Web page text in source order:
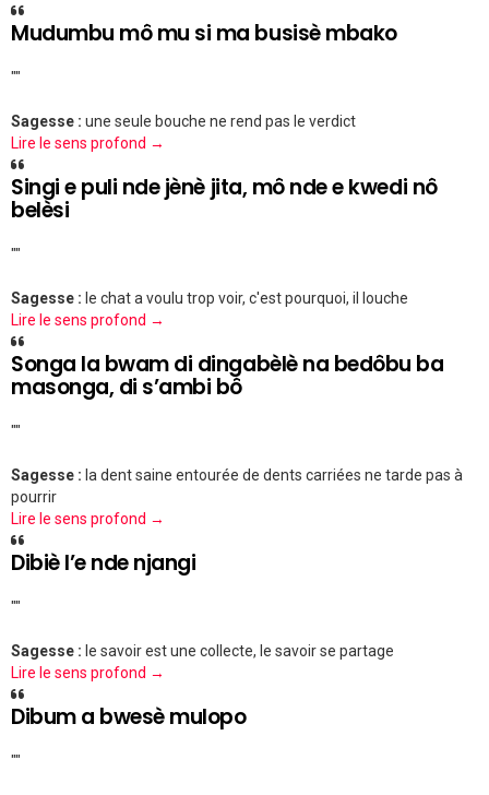
Mudumbu mô mu si ma busisè mbako
""
Sagesse : une seule bouche ne rend pas le verdict
Lire le sens profond →
Singi e puli nde jènè jita, mô nde e kwedi nô
belèsi
""
Sagesse : le chat a voulu trop voir, c'est pourquoi, il louche
Lire le sens profond →
Songa la bwam di dingabèlè na bedôbu ba
masonga, di s’ambi bô
""
Sagesse : la dent saine entourée de dents carriées ne tarde pas à
pourrir
Lire le sens profond →
Dibiè l’e nde njangi
""
Sagesse : le savoir est une collecte, le savoir se partage
Lire le sens profond →
Dibum a bwesè mulopo
""